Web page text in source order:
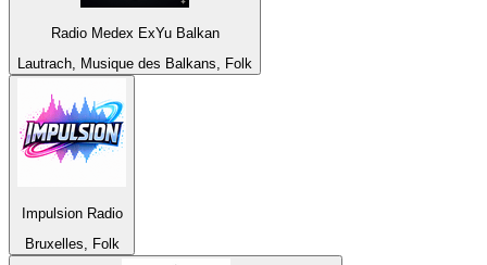
Radio Medex ExYu Balkan
Lautrach, Musique des Balkans, Folk
Impulsion Radio
Bruxelles, Folk